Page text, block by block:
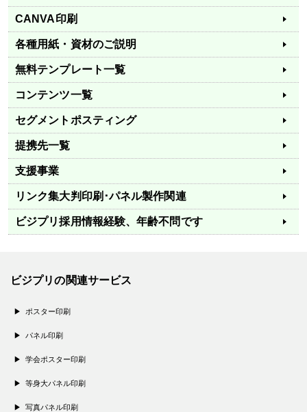
CANVA印刷
各種用紙・資材のご説明
無料テンプレート一覧
コンテンツ一覧
セグメントポスティング
提携先一覧
支援事業
リンク集大判印刷･パネル製作関連
ビジプリ採用情報経験、年齢不問です
ビジプリの関連サービス
ポスター印刷
パネル印刷
学会ポスター印刷
等身大パネル印刷
写真パネル印刷